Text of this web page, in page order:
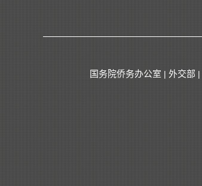
国务院侨务办公室 | 外交部 |